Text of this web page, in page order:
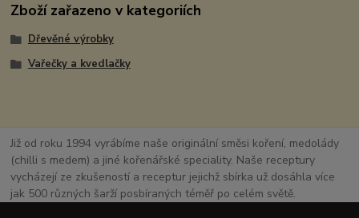
Zboží zařazeno v kategoriích
Dřevěné výrobky
Vařečky a kvedlačky
Již od roku 1994 vyrábíme naše originální směsi koření, medolády
(chilli s medem) a jiné kořenářské speciality. Naše receptury
vycházejí ze zkušeností a receptur jejichž sbírka už dosáhla více
jak 500 různých šarží posbíraných téměř po celém světě.